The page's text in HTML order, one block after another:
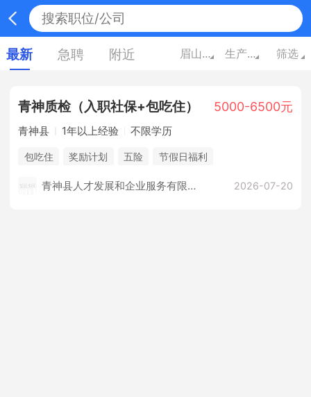
最新 急聘 附近 眉山四川 生产/营运/采购/物流 筛选
青神质检（入职社保+包吃住） 5000-6500元
青神县 1年以上经验 不限学历
包吃住 奖励计划 五险 节假日福利
青神县人才发展和企业服务有限公司 2026-07-20